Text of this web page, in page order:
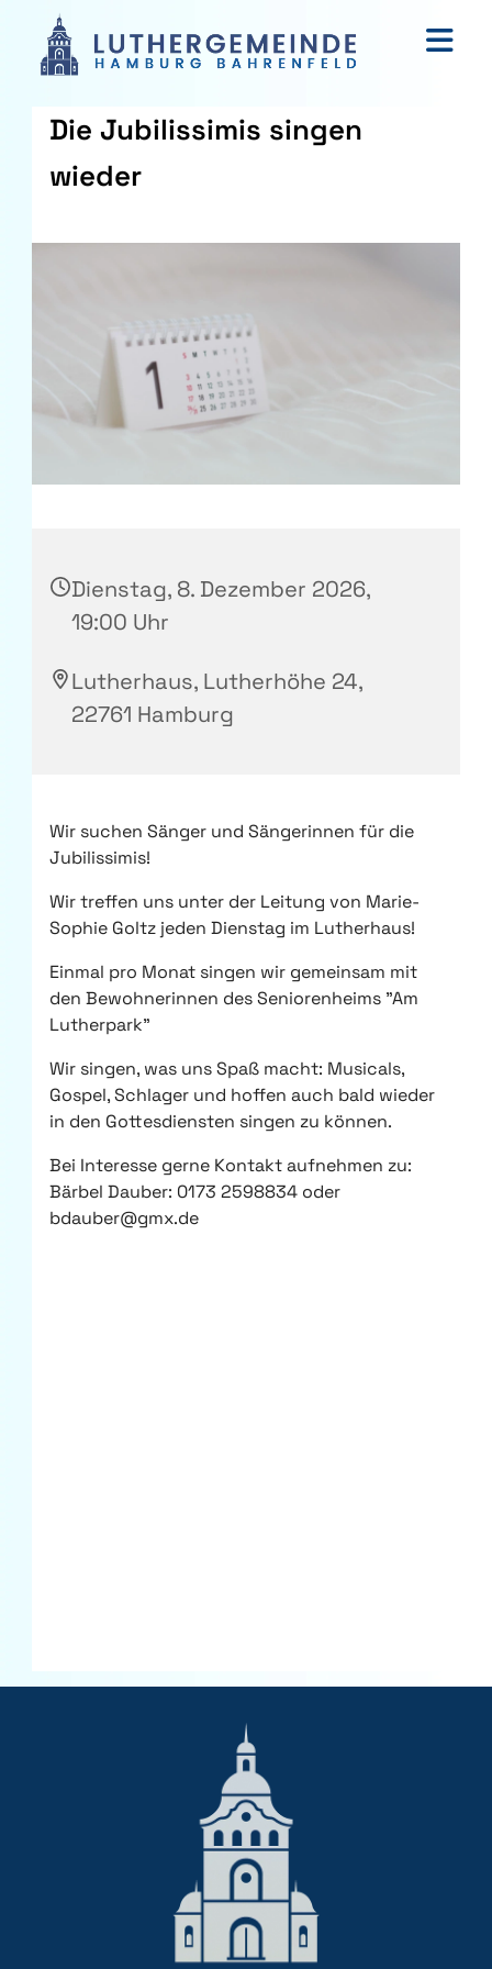
Die Jubilissimis singen
wieder
Dienstag, 8. Dezember 2026,
19:00 Uhr
Lutherhaus, Lutherhöhe 24,
22761 Hamburg
Wir suchen Sänger und Sängerinnen für die
Jubilissimis!
Wir treffen uns unter der Leitung von Marie-
Sophie Goltz jeden Dienstag im Lutherhaus!
Einmal pro Monat singen wir gemeinsam mit
den Bewohnerinnen des Seniorenheims "Am
Lutherpark"
Wir singen, was uns Spaß macht: Musicals,
Gospel, Schlager und hoffen auch bald wieder
in den Gottesdiensten singen zu können.
Bei Interesse gerne Kontakt aufnehmen zu:
Bärbel Dauber: 0173 2598834 oder
bdauber@gmx.de